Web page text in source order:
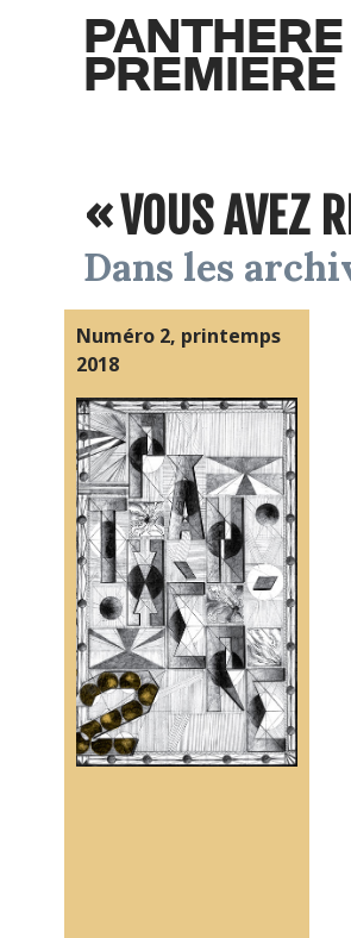
PANTHERE
PREMIERE
« VOUS AVEZ
Dans les
Numéro 2, printemps
2018